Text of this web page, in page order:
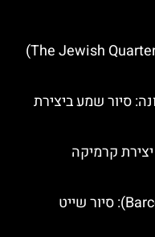
הרובע היהודי – (The Jewish Quarter in Barcelona)
סיור שמע ביצירת
קרמיקה
שייט בשקיעה בברצלונה (Barcelona): סיור שייט